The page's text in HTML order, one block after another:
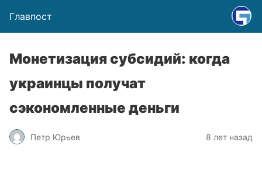
Главпост
Монетизация субсидий: когда
украинцы получат
сэкономленные деньги
Петр Юрьев 8 лет назад